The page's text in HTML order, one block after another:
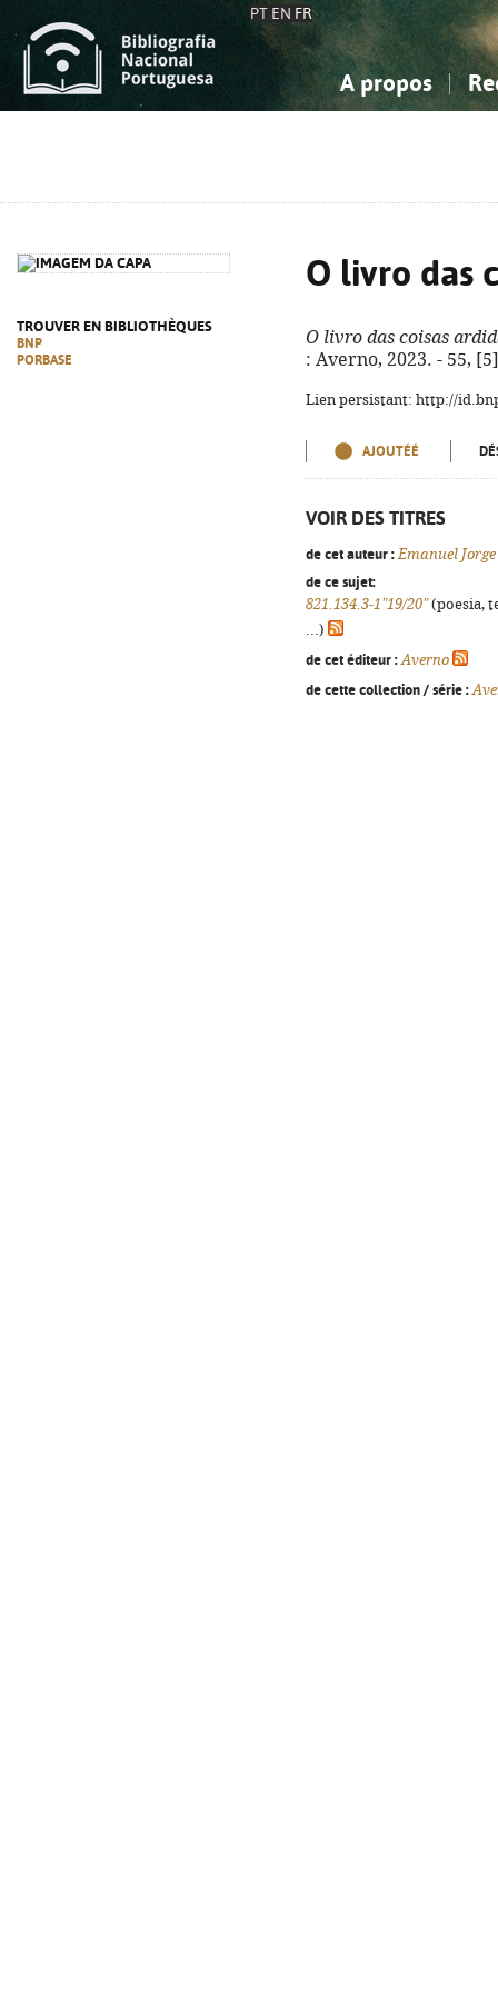
PT EN FR
A propos
TROUVER EN BIBLIOTHÈQUES
BNP
PORBASE
O livro das
O livro das coisas
: Averno, 2023. - 55,
Lien persistant: http://
AJOUTÉÉ
VOIR DES TITRES
de cet auteur : Emanuel
de ce sujet:
821.134.3-1"19/20"(poesia,
...)
de cet éditeur : Averno
de cette collection / série :